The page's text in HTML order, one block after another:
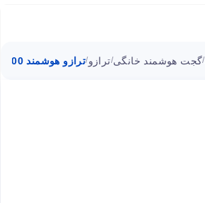
/گجت هوشمند خانگی/ترازو/ترازو هوشمند S400 شیائومی میجیا